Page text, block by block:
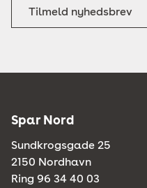
Tilmeld nyhedsbrev
Spar Nord
Sundkrogsgade 25
2150 Nordhavn
Ring 96 34 40 03